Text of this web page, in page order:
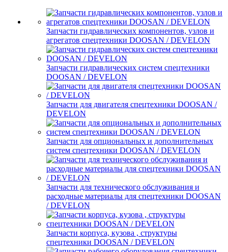
Запчасти гидравлических компонентов, узлов и
агрегатов спецтехники DOOSAN / DEVELON
Запчасти гидравлических систем спецтехники
DOOSAN / DEVELON
Запчасти для двигателя спецтехники DOOSAN /
DEVELON
Запчасти для опциональных и дополнительных
систем спецтехники DOOSAN / DEVELON
Запчасти для технического обслуживания и
расходные материалы для спецтехники DOOSAN
/ DEVELON
Запчасти корпуса, кузова , структуры
спецтехники DOOSAN / DEVELON